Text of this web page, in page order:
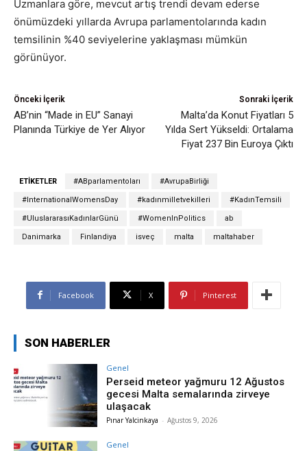
Uzmanlara göre, mevcut artış trendi devam ederse
önümüzdeki yıllarda Avrupa parlamentolarında kadın
temsilinin %40 seviyelerine yaklaşması mümkün
görünüyor.
Önceki İçerik
AB’nin “Made in EU” Sanayi
Planında Türkiye de Yer Alıyor
Sonraki İçerik
Malta’da Konut Fiyatları 5
Yılda Sert Yükseldi: Ortalama
Fiyat 237 Bin Euroya Çıktı
ETIKETLER #ABparlamentoları #AvrupaBirliği
#InternationalWomensDay #kadınmilletvekilleri #KadınTemsili
#UluslararasıKadınlarGünü #WomenInPolitics ab
Danimarka Finlandiya isveç malta maltahaber
Facebook X Pinterest
SON HABERLER
Genel
Perseid meteor yağmuru 12 Ağustos
gecesi Malta semalarında zirveye
ulaşacak
Pınar Yalcinkaya - Ağustos 9, 2026
Genel